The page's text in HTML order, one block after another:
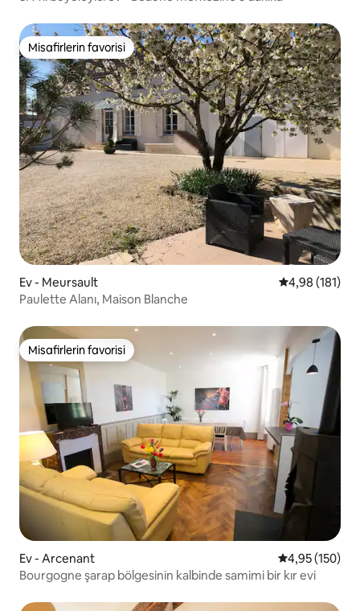
Misafirlerin favorisi
Misafirlerin favorisi
Ev - Meursault 5 üzerinden
4,98 (181)
Paulette Alanı, Maison Blanche
Misafirlerin favorisi
Misafirlerin favorisi
Ev - Arcenant 5 üzerinden
4,95 (150)
Bourgogne şarap bölgesinin kalbinde samimi bir kır evi